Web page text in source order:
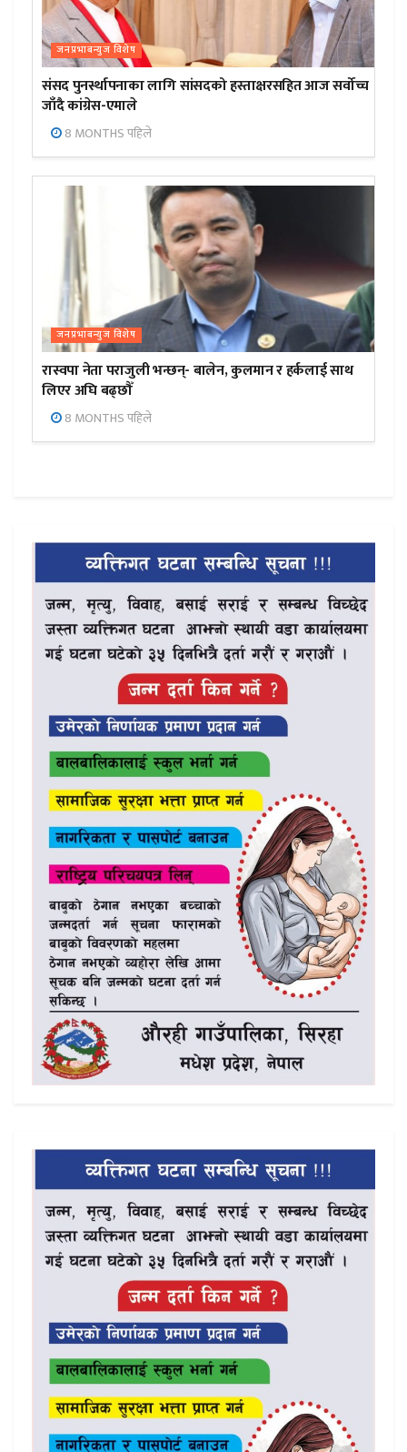
जनप्रभाबन्युज विशेष
संसद पुनर्स्थापनाका लागि सांसदको हस्ताक्षरसहित आज सर्वोच्च
जाँदै कांग्रेस-एमाले
8 MONTHS पहिले
जनप्रभाबन्युज विशेष
रास्वपा नेता पराजुली भन्छन्- बालेन, कुलमान र हर्कलाई साथ
लिएर अघि बढ्छौँ
8 MONTHS पहिले